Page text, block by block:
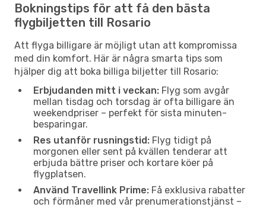
Bokningstips för att få den bästa
flygbiljetten till Rosario
Att flyga billigare är möjligt utan att kompromissa
med din komfort. Här är några smarta tips som
hjälper dig att boka billiga biljetter till Rosario:
Erbjudanden mitt i veckan: Flyg som avgår
mellan tisdag och torsdag är ofta billigare än
weekendpriser – perfekt för sista minuten-
besparingar.
Res utanför rusningstid: Flyg tidigt på
morgonen eller sent på kvällen tenderar att
erbjuda bättre priser och kortare köer på
flygplatsen.
Använd Travellink Prime: Få exklusiva rabatter
och förmåner med vår prenumerationstjänst –